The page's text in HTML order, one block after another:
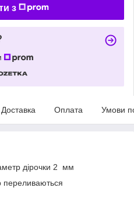
з
Доставка Оплата Умови
дірочки 2 мм
переливаються